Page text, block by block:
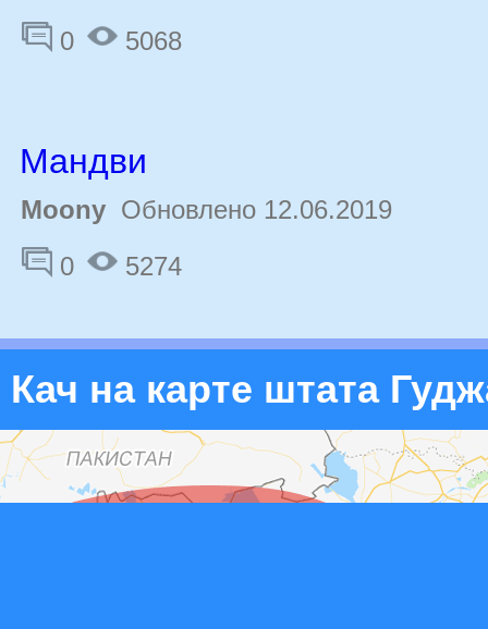
0
5068
Мандви
Moony Обновлено 12.06.2019
0
5274
Кач на карте штата